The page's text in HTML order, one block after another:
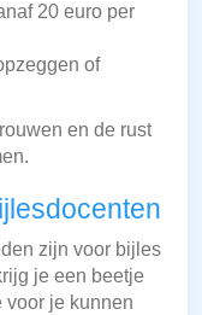
20 euro per
of
en de rust
zijn voor bijles
je een beetje
je kunnen